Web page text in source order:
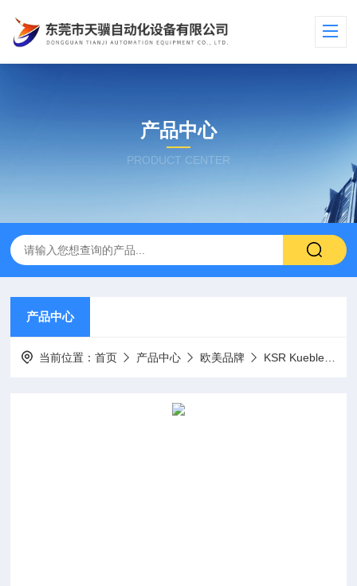
产品中心
PRODUCT CENTER
产品中心
当前位置：首页 产品中心 欧美品牌 KSR Kuebler磁性开关